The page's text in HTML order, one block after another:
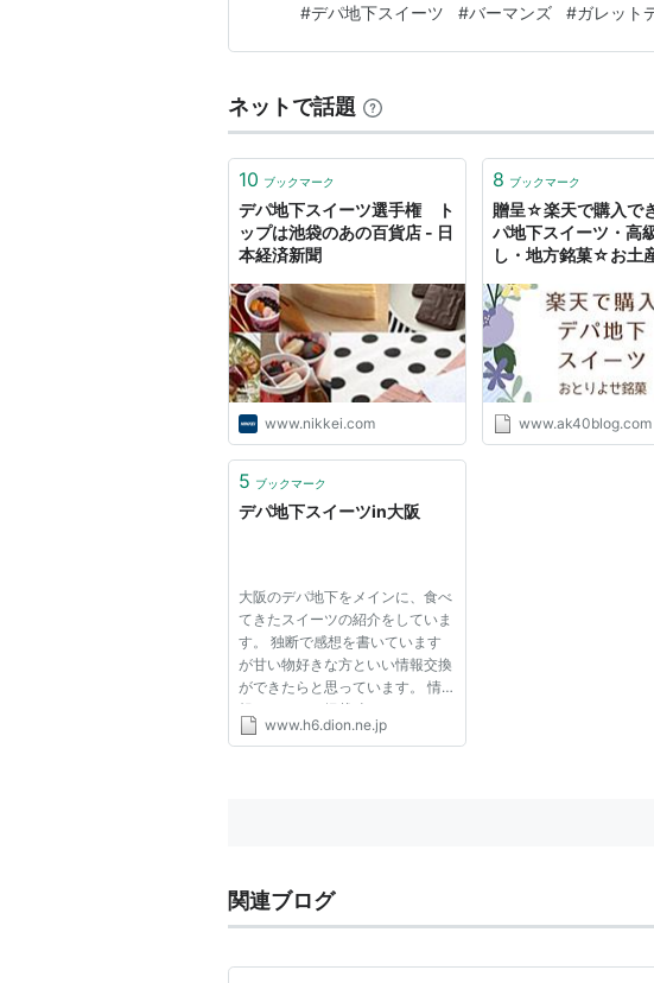
ロウがかわいい。これだったらフェーヴを集
ーマン…
#デパ地下スイーツ #バーマンズ #ガレット
ネットで話題
10 ブックマーク
デパ地下スイーツ選手権 ト
ップは池袋のあの百貨店 - 日
本経済新聞
www.nikkei.com
8 ブックマーク
贈呈☆楽天で購入で
パ地下スイーツ・高
し・地方銘菓☆お土
ずキレイになるblog
www.ak40blog.com
5 ブックマーク
デパ地下スイーツin大阪
大阪のデパ地下をメインに、食べ
てきたスイーツの紹介をしていま
す。 独断で感想を書いています
が甘い物好きな方といい情報交換
ができたらと思っています。 情
報については掲載時のものですの
でご了承ください。
www.h6.dion.ne.jp
関連ブログ